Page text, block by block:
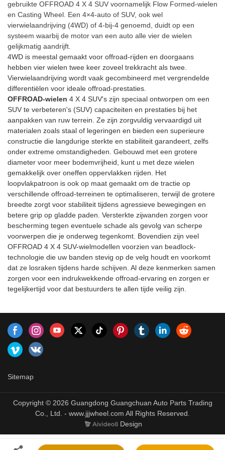
gebruikte OFFROAD 4 X 4 SUV voornamelijk Flow Formed-wielen
en Casting Wheel. Een 4×4-auto of SUV, ook wel
vierwielaandrijving (4WD) of 4-bij-4 genoemd, duidt op een
systeem waarbij de motor van een auto alle vier de wielen
gelijkmatig aandrijft.
4WD is meestal gemaakt voor offroad-rijden en doorgaans
hebben vier wielen twee keer zoveel trekkracht als twee.
Vierwielaandrijving wordt vaak gecombineerd met vergrendelde
differentiëlen voor ideale offroad-prestaties.
OFFROAD-wielen 4 X 4 SUV's zijn speciaal ontworpen om een ​​
SUV te verbeteren's (SUV) capaciteiten en prestaties bij het
aanpakken van ruw terrein. Ze zijn zorgvuldig vervaardigd uit
materialen zoals staal of legeringen en bieden een superieure
constructie die langdurige sterkte en stabiliteit garandeert, zelfs
onder extreme omstandigheden. Gebouwd met een grotere
diameter voor meer bodemvrijheid, kunt u met deze wielen
gemakkelijk over oneffen oppervlakken rijden. Het
loopvlakpatroon is ook op maat gemaakt om de tractie op
verschillende offroad-terreinen te optimaliseren, terwijl de grotere
breedte zorgt voor stabiliteit tijdens agressieve bewegingen en
betere grip op gladde paden. Versterkte zijwanden zorgen voor
bescherming tegen eventuele schade als gevolg van scherpe
voorwerpen die je onderweg tegenkomt. Bovendien zijn veel
OFFROAD 4 X 4 SUV-wielmodellen voorzien van beadlock-
technologie die uw banden stevig op de velg houdt en voorkomt
dat ze losraken tijdens harde schijven. Al deze kenmerken samen
zorgen voor een indrukwekkende offroad-ervaring en zorgen er
tegelijkertijd voor dat bestuurders te allen tijde veilig zijn.
tweedelige gesmede wielen en
deze slanke en dynamische
body benadrukken verder zijn
elegante beweging.
gunstige prijzen zijn. Dit
glanzende wiel zal zeker
energie naar uw auto brengen!
Velgen met hoge prestaties en
goede kwaliteit zijn cruciaal
voor zo'n opmerkelijke auto.
Met een wielbelasting van 730
verbluffende prestaties.
Sitemap
Copyright © 2026 Guangdong Guangchuan Auto Parts Trading
Co., Ltd. - www.jjjwheel.com All Rights Reserved.
Design